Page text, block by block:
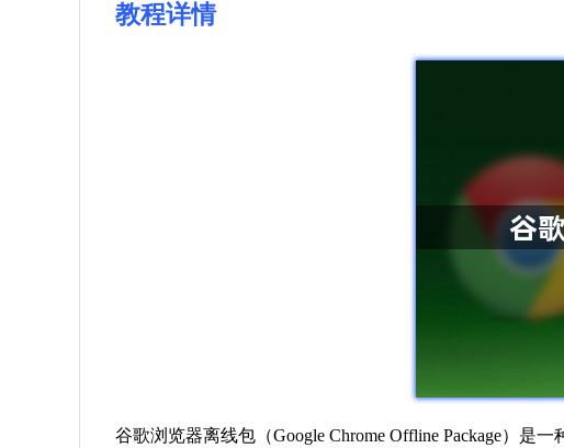
教程详情
谷歌浏览器离线包（Google Chrome Offline Package）是